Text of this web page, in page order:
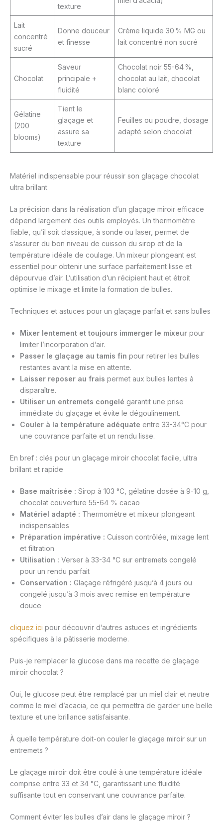
texture
Lait
concentré
sucré
Donne douceur
et finesse
Crème liquide 30 % MG ou
lait concentré non sucré
Chocolat
Saveur
principale +
fluidité
Chocolat noir 55-64 %,
chocolat au lait, chocolat
blanc coloré
Gélatine
(200
blooms)
Tient le
glaçage et
assure sa
texture
Feuilles ou poudre, dosage
adapté selon chocolat
Matériel indispensable pour réussir son glaçage chocolat
ultra brillant
La précision dans la réalisation d’un glaçage miroir efficace
dépend largement des outils employés. Un thermomètre
fiable, qu’il soit classique, à sonde ou laser, permet de
s’assurer du bon niveau de cuisson du sirop et de la
température idéale de coulage. Un mixeur plongeant est
essentiel pour obtenir une surface parfaitement lisse et
dépourvue d’air. L’utilisation d’un récipient haut et étroit
optimise le mixage et limite la formation de bulles.
Techniques et astuces pour un glaçage parfait et sans bulles
Mixer lentement et toujours immerger le mixeur pour
limiter l’incorporation d’air.
Passer le glaçage au tamis fin pour retirer les bulles
restantes avant la mise en attente.
Laisser reposer au frais permet aux bulles lentes à
disparaître.
Utiliser un entremets congelé garantit une prise
immédiate du glaçage et évite le dégoulinement.
Couler à la température adéquate entre 33-34°C pour
une couvrance parfaite et un rendu lisse.
En bref : clés pour un glaçage miroir chocolat facile, ultra
brillant et rapide
Base maîtrisée : Sirop à 103 °C, gélatine dosée à 9-10 g,
chocolat couverture 55-64 % cacao
Matériel adapté : Thermomètre et mixeur plongeant
indispensables
Préparation impérative : Cuisson contrôlée, mixage lent
et filtration
Utilisation : Verser à 33-34 °C sur entremets congelé
pour un rendu parfait
Conservation : Glaçage réfrigéré jusqu’à 4 jours ou
congelé jusqu’à 3 mois avec remise en température
douce
cliquez ici pour découvrir d’autres astuces et ingrédients
spécifiques à la pâtisserie moderne.
Puis-je remplacer le glucose dans ma recette de glaçage
miroir chocolat ?
Oui, le glucose peut être remplacé par un miel clair et neutre
comme le miel d’acacia, ce qui permettra de garder une belle
texture et une brillance satisfaisante.
À quelle température doit-on couler le glaçage miroir sur un
entremets ?
Le glaçage miroir doit être coulé à une température idéale
comprise entre 33 et 34 °C, garantissant une fluidité
suffisante tout en conservant une couvrance parfaite.
Comment éviter les bulles d’air dans le glaçage miroir ?